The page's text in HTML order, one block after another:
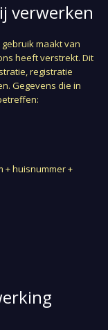
verwerken
maakt van
heeft verstrekt. Dit
registratie
Gegevens die in
+ huisnummer +